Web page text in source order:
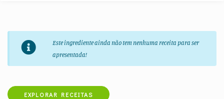
Este ingrediente ainda não tem nenhuma receita para ser
apresentada!
EXPLORAR RECEITAS